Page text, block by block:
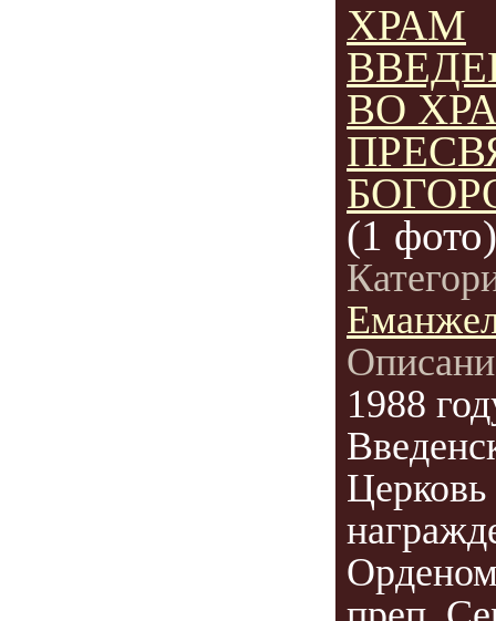
ХРАМ
ВО
(1 фото)
1988